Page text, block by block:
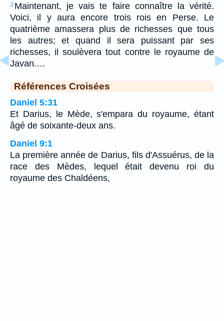
2 Maintenant, je vais te faire connaître la vérité.
Voici, il y aura encore trois rois en Perse. Le
quatrième amassera plus de richesses que tous
les autres; et quand il sera puissant par ses
richesses, il soulèvera tout contre le royaume de
Javan.…
Références Croisées
Daniel 5:31
Et Darius, le Mède, s'empara du royaume, étant
âgé de soixante-deux ans.
Daniel 9:1
La première année de Darius, fils d'Assuérus, de la
race des Mèdes, lequel était devenu roi du
royaume des Chaldéens,